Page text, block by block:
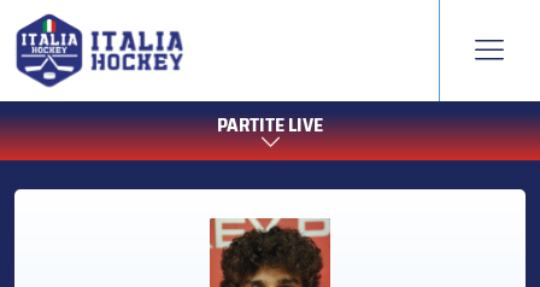
PARTITE LIVE